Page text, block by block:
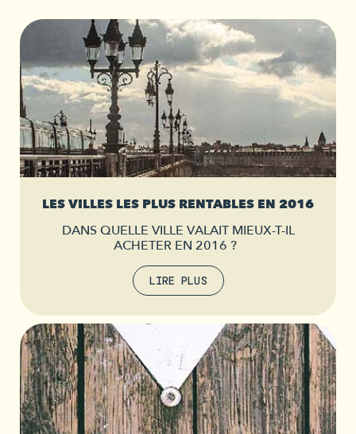
LES VILLES LES PLUS RENTABLES EN 2016
DANS QUELLE VILLE VALAIT MIEUX-T-IL
ACHETER EN 2016 ?
LIRE PLUS